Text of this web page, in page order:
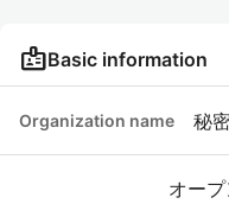
badgeBasic information
Organization name 秘
オー